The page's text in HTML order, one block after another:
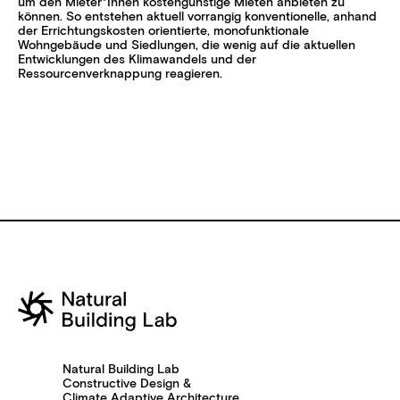
können. So entstehen aktuell vorrangig konventionelle, anhand
der Errichtungskosten orientierte, monofunktionale
Wohngebäude und Siedlungen, die wenig auf die aktuellen
Entwicklungen des Klimawandels und der
Ressourcenverknappung reagieren.
Natural Building Lab
Constructive Design &